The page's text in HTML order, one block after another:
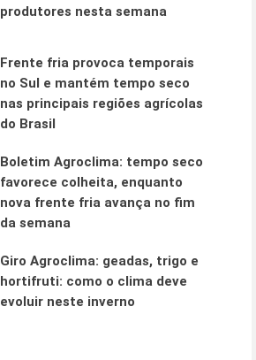
produtores nesta semana
Frente fria provoca temporais
no Sul e mantém tempo seco
nas principais regiões agrícolas
do Brasil
Boletim Agroclima: tempo seco
favorece colheita, enquanto
nova frente fria avança no fim
da semana
Giro Agroclima: geadas, trigo e
hortifruti: como o clima deve
evoluir neste inverno